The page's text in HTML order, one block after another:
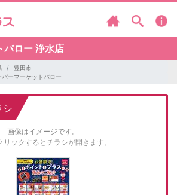
バロー浄水店
豊田市
パーマーケットバロー
シ
画像はイメージです。
リックするとチラシが開きます。